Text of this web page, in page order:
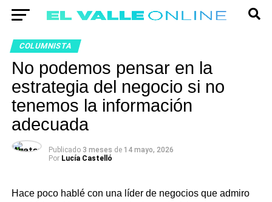
COLUMNISTA
No podemos pensar en la
estrategia del negocio si no
tenemos la información
adecuada
Publicado 3 meses de 14 mayo, 2026
Por Lucía Castelló
Hace poco hablé con una líder de negocios que admiro